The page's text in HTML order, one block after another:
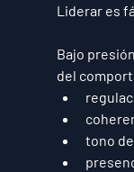
Liderar es
Bajo
del
tono